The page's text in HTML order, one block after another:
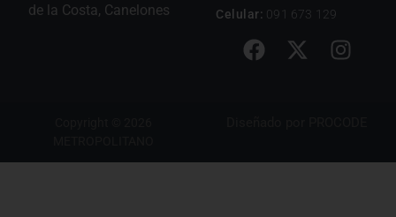
de la Costa, Canelones
Celular: 091 673 129